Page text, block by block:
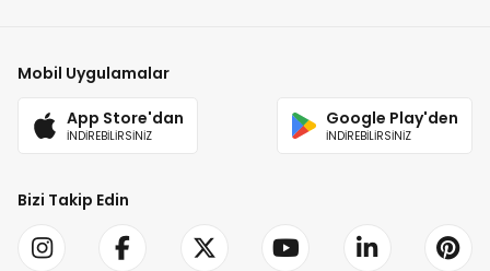
Mobil Uygulamalar
App Store'dan
İNDİREBİLİRSİNİZ
Google Play'den
İNDİREBİLİRSİNİZ
Bizi Takip Edin